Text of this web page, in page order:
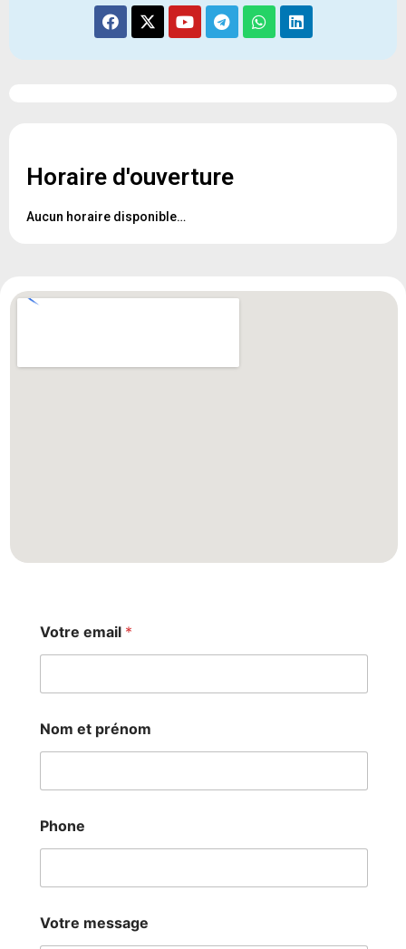
Horaire d'ouverture
Aucun horaire disponible…
Votre email *
o
t
e
h
o
n
V
t
Nom et prénom
Phone
Votre message